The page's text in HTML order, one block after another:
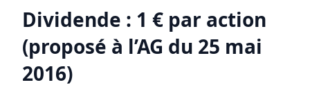
Dividende : 1 € par action
(proposé à l’AG du 25 mai
2016)